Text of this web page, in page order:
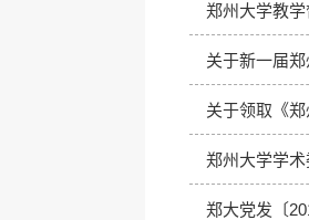
郑州大学教
关于新一届
关于领取《
郑州大学学
郑大党发〔